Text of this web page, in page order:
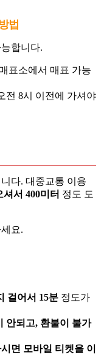
법
합니다.
표소에서 매표 가능
전 8시 이전에 가셔야
다. 대중교통 이용
서 400미터 정도 도
요.
걸어서 15분 정도가
안되고, 환불이 불가
면 모바일 티켓을 이